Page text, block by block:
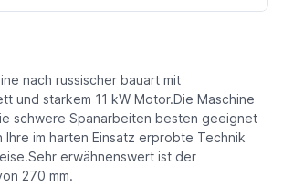
nach russischer bauart mit
und starkem 11 kW Motor.Die Maschine
schwere Spanarbeiten besten geeignet
im harten Einsatz erprobte Technik
erwähnenswert ist der
270 mm.